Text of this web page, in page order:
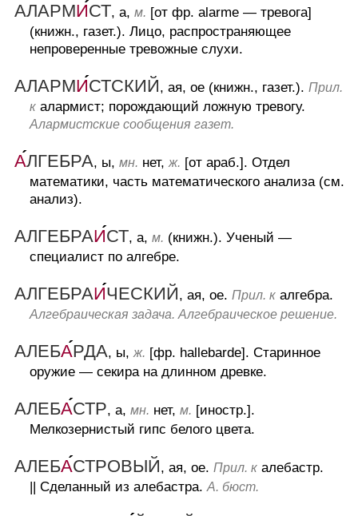
АЛАРМИСТ, а, м. [от фр. alarme — тревога]
(книжн., газет.). Лицо, распространяющее
непроверенные тревожные слухи.
АЛАРМИСТСКИЙ, ая, ое (книжн., газет.). Прил.
к алармист; порождающий ложную тревогу.
Алармистские сообщения газет.
АЛГЕБРА, ы, мн. нет,ж. [от араб.]. Отдел
математики, часть математического анализа (см.
анализ).
АЛГЕБРАИСТ, а, м. (книжн.). Ученый —
специалист по алгебре.
АЛГЕБРАИЧЕСКИЙ, ая, ое. Прил. к алгебра.
Алгебраическая задача. Алгебраическое решение.
АЛЕБАРДА, ы,ж. [фр. hallebarde]. Старинное
оружие — секира на длинном древке.
АЛЕБАСТР, а, мн. нет, м. [иностр.].
Мелкозернистый гипс белого цвета.
АЛЕБАСТРОВЫЙ, ая, ое. Прил. к алебастр.
Сделанный из алебастра. А. бюст.